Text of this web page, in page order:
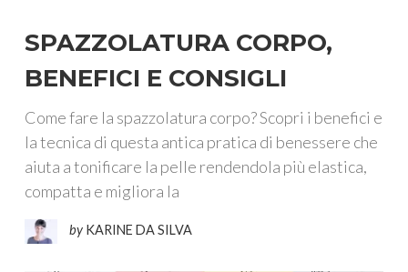
SPAZZOLATURA CORPO,
BENEFICI E CONSIGLI
Come fare la spazzolatura corpo? Scopri i benefici e
la tecnica di questa antica pratica di benessere che
aiuta a tonificare la pelle rendendola più elastica,
compatta e migliora la
by KARINE DA SILVA